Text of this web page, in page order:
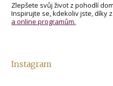
Zlepšete svůj život z pohodlí
Inspirujte se, kdekoliv jste, díky
a online programům.
Instagram